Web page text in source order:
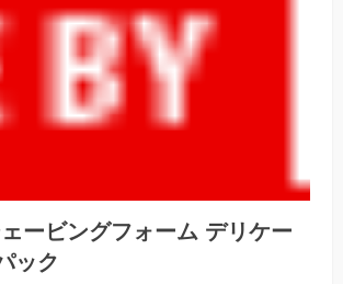
ービングフォーム デリケー
ック